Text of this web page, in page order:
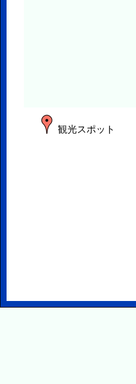
観光スポット